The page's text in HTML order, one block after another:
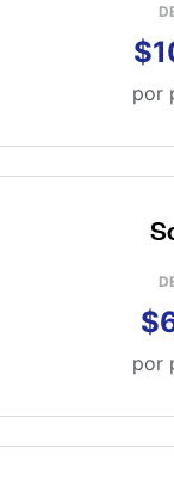
por
por